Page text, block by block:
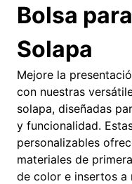
Bolsa
Solapa
Mejore la
con nuestras
solapa, diseñadas
y funcionalidad.
personalizables
materiales de
de color e insertos a